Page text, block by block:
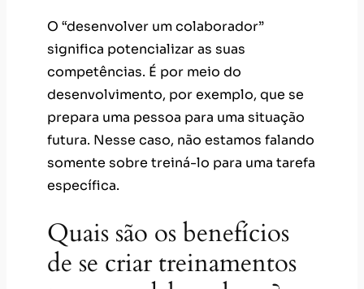
O “desenvolver um colaborador”
significa potencializar as suas
competências. É por meio do
desenvolvimento, por exemplo, que se
prepara uma pessoa para uma situação
futura. Nesse caso, não estamos falando
somente sobre treiná-lo para uma tarefa
específica.
Quais são os benefícios
de se criar treinamentos